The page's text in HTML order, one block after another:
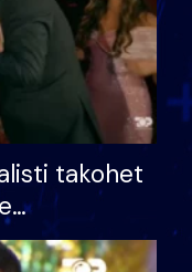
takohet
letër